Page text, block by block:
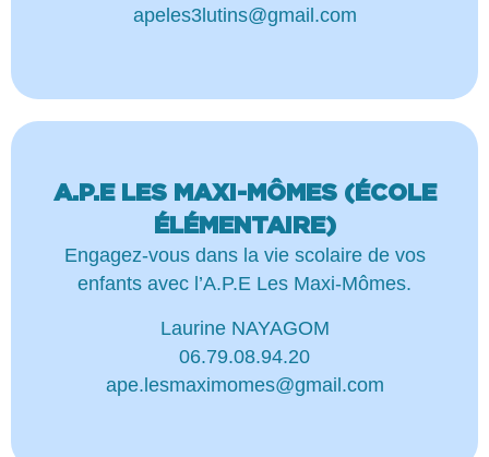
apeles3lutins@gmail.com
A.P.E LES MAXI-MÔMES (ÉCOLE
ÉLÉMENTAIRE)
Engagez-vous dans la vie scolaire de vos
enfants avec l’A.P.E Les Maxi-Mômes.
Laurine NAYAGOM
06.79.08.94.20
ape.lesmaximomes@gmail.com